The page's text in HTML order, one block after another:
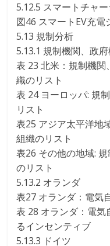
5.12.5 スマートチャ
図46 スマートEV充電
5.13 規制分析
5.13.1 規制機関、政
表 23 北米：規制機
織のリスト
表 24 ヨーロッパ: 規
リスト
表25 アジア太平洋地
組織のリスト
表26 その他の地域:
のリスト
5.13.2 オランダ
表27 オランダ：電気
表 28 オランダ：電
るインセンティブ
5.13.3 ドイツ